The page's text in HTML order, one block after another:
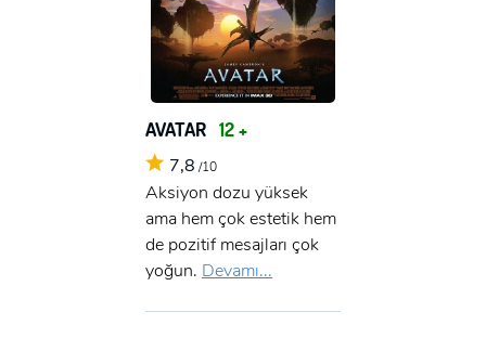
AVATAR 12 +
7,8 /10
Aksiyon dozu yüksek
ama hem çok estetik hem
de pozitif mesajları çok
yoğun. Devamı...